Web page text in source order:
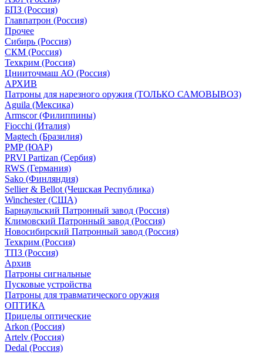
БПЗ (Россия)
Главпатрон (Россия)
Прочее
Сибирь (Россия)
СКМ (Россия)
Техкрим (Россия)
Цнииточмаш АО (Россия)
АРХИВ
Патроны для нарезного оружия (ТОЛЬКО САМОВЫВОЗ)
Aguila (Мексика)
Armscor (Филиппины)
Fiocchi (Италия)
Magtech (Бразилия)
PMP (ЮАР)
PRVI Partizan (Сербия)
RWS (Германия)
Sako (Финляндия)
Sellier & Bellot (Чешская Республика)
Winchester (США)
Барнаульский Патронный завод (Россия)
Климовский Патронный завод (Россия)
Новосибирский Патронный завод (Россия)
Техкрим (Россия)
ТПЗ (Россия)
Архив
Патроны сигнальные
Пусковые устройства
Патроны для травматического оружия
ОПТИКА
Прицелы оптические
Arkon (Россия)
Artelv (Россия)
Dedal (Россия)